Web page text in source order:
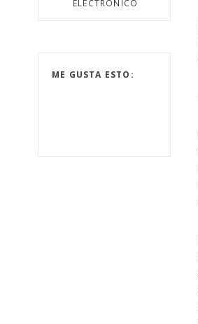
ELECTRÓNICO
ME GUSTA ESTO: